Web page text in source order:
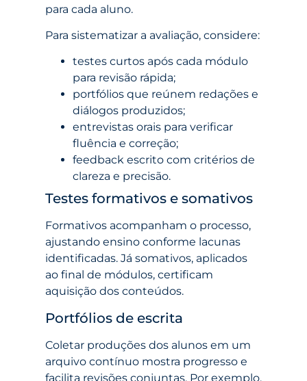
para cada aluno.
Para sistematizar a avaliação, considere:
testes curtos após cada módulo
para revisão rápida;
portfólios que reúnem redações e
diálogos produzidos;
entrevistas orais para verificar
fluência e correção;
feedback escrito com critérios de
clareza e precisão.
Testes formativos e somativos
Formativos acompanham o processo,
ajustando ensino conforme lacunas
identificadas. Já somativos, aplicados
ao final de módulos, certificam
aquisição dos conteúdos.
Portfólios de escrita
Coletar produções dos alunos em um
arquivo contínuo mostra progresso e
facilita revisões conjuntas. Por exemplo,